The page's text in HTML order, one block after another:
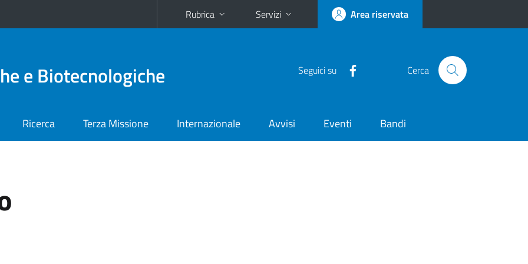
Rubrica Servizi Area riservata
e Biotecnologiche Seguici su Cerca
Ricerca Terza Missione Internazionale Avvisi Eventi Bandi